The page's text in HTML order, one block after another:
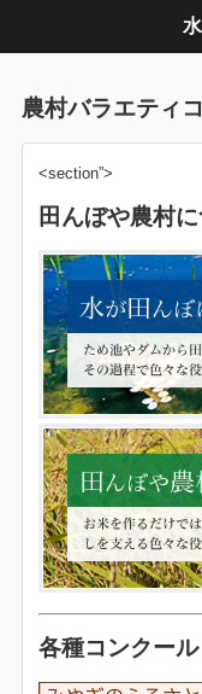
農村バラエティ
<section”>
田んぼや農村
各種コンクー